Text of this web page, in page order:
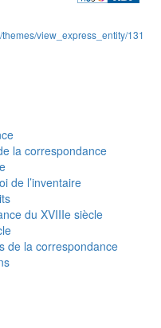
view_express_entity/131
la correspondance
de l’inventaire
du XVIIIe siècle
de la correspondance